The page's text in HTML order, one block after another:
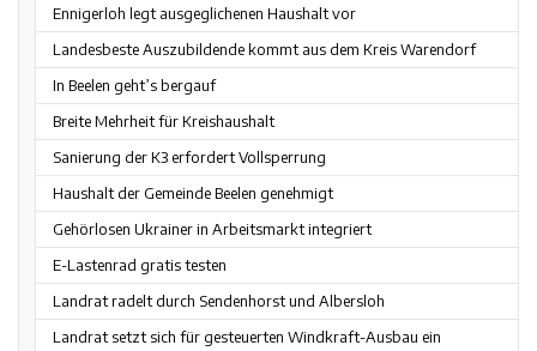
Ennigerloh legt ausgeglichenen Haushalt vor
Landesbeste Auszubildende kommt aus dem Kreis Warendorf
In Beelen geht’s bergauf
Breite Mehrheit für Kreishaushalt
Sanierung der K3 erfordert Vollsperrung
Haushalt der Gemeinde Beelen genehmigt
Gehörlosen Ukrainer in Arbeitsmarkt integriert
E-Lastenrad gratis testen
Landrat radelt durch Sendenhorst und Albersloh
Landrat setzt sich für gesteuerten Windkraft-Ausbau ein